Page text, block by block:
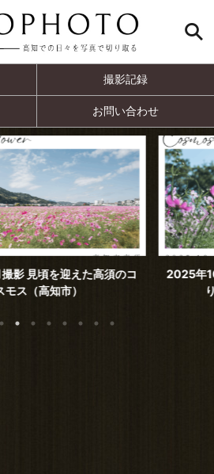
撮影記録
お問い合わせ
影 見頃を迎えた高須のコ
モス（高知市）
2025年